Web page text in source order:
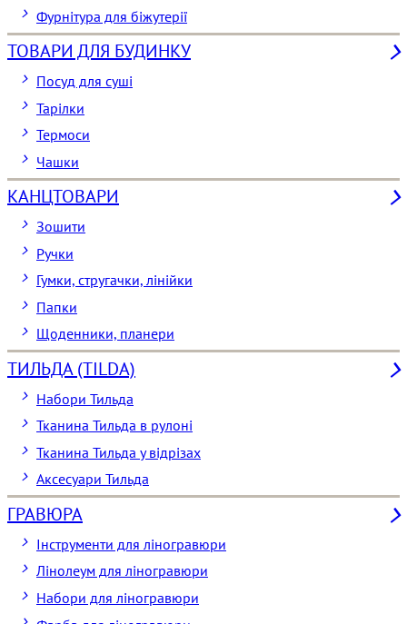
Фурнітура для біжутерії
ТОВАРИ ДЛЯ БУДИНКУ
Посуд для суші
Тарілки
Термоси
Чашки
КАНЦТОВАРИ
Зошити
Ручки
Гумки, стругачки, лінійки
Папки
Щоденники, планери
ТИЛЬДА (TILDA)
Набори Тильда
Тканина Тильда в рулоні
Тканина Тильда у відрізах
Аксесуари Тильда
ГРАВЮРА
Інструменти для ліногравюри
Лінолеум для ліногравюри
Набори для ліногравюри